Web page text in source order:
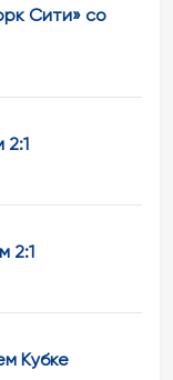
Сити» со
2:1
Кубке